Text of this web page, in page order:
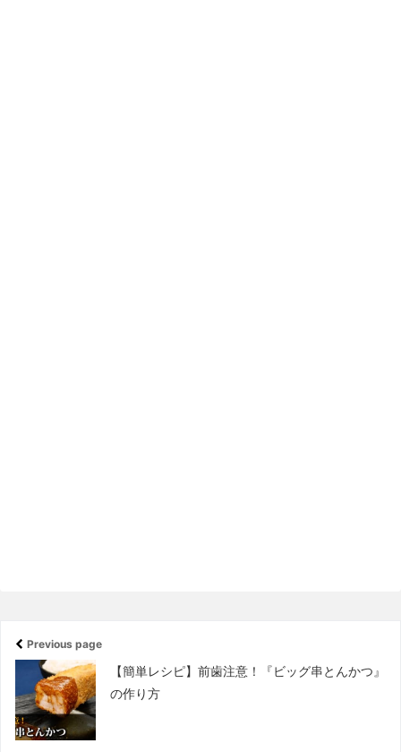
Previous page
【簡単レシピ】前歯注意！『ビッグ串とんかつ』
の作り方